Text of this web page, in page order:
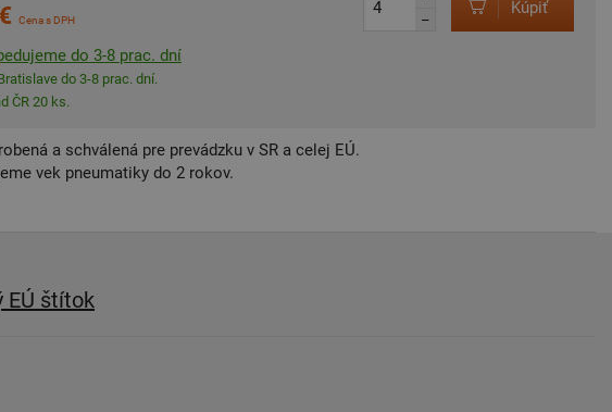
Cena s DPH
do 3-8 prac. dní
do 3-8 prac. dní.
ČR 20 ks.
–
Kúpiť
a schválená pre prevádzku v SR a celej EÚ.
vek pneumatiky do 2 rokov.
EÚ štítok